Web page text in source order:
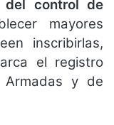
del control de
mayores
inscribirlas,
el registro
y de